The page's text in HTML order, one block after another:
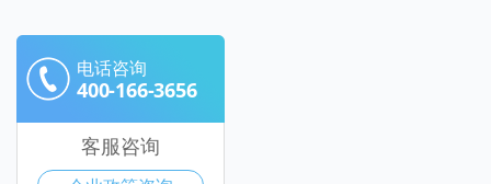
电话咨询
400-166-3656
客服咨询